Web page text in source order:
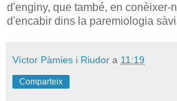
d'enginy, que també, en conèixer-
d'encabir dins la paremiologia
Víctor Pàmies i Riudor a 11:19
Comparteix